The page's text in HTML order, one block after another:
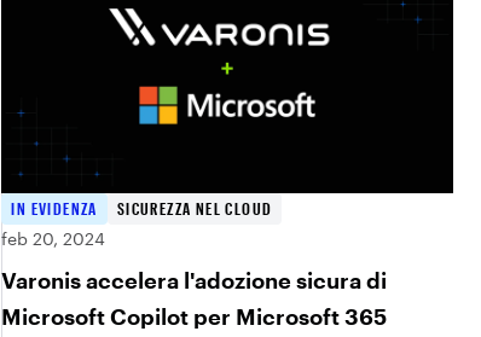
IN EVIDENZA
SICUREZZA NEL CLOUD
feb 20, 2024
Varonis accelera l'adozione sicura di
Microsoft Copilot per Microsoft 365